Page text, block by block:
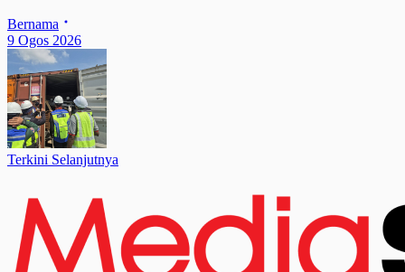
Bernama
9 Ogos 2026
Terkini Selanjutnya